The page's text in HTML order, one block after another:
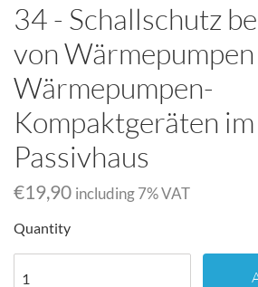
34 - Schallschutz
von
Wärmepumpen-
Kompaktgeräten im
Passivhaus
€19,90 including 7% VAT
Quantity